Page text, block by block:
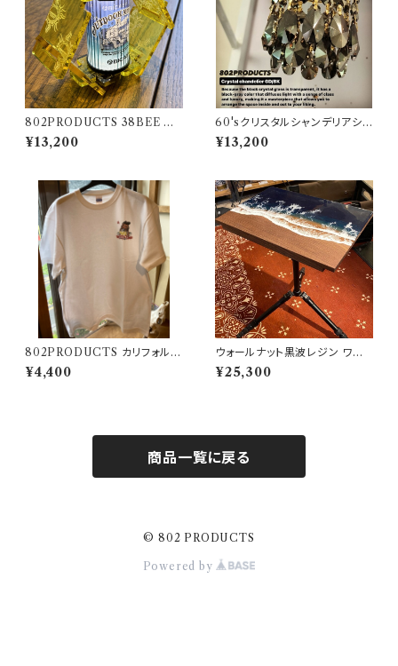
802PRODUCTS 38BEE イ
エロー アクリルシェード yello
w 38灯 MIYABI
¥13,200
60'sクリスタルシャンデリアシェ
ード ブラックゴールド【 802PR
ODUCTS 】ゴールゼロ ミヤビ
¥13,200
802PRODUCTS カリフォルニ
アベア Tシャツ WH ホワイト
¥4,400
ウォールナット黒波レジン ワン
ユニット天板【 802PRODUCT
S 】
¥25,300
商品一覧に戻る
© 802 PRODUCTS
Powered by